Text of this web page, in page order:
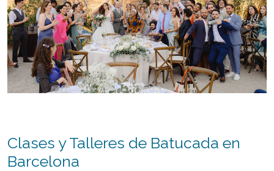
Clases y Talleres de Batucada en
Barcelona